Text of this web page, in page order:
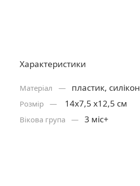
Характеристики
Матерiал — пластик, силікон
Розмiр — 14x7,5 x12,5 см
Вікова група —3 міс+